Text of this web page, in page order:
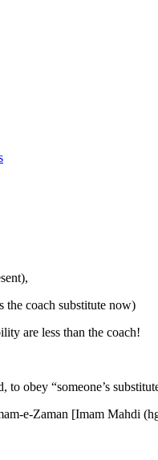
the coach substitute now)
are less than the coach!
obey “someone’s
e-Zaman [Imam Mahdi